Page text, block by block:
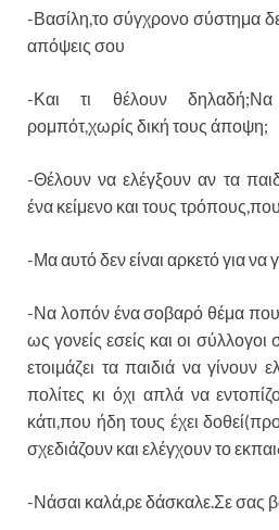
-Βασίλη,το σύγχρονο σύστημα δε
απόψεις σου
-Και τι θέλουν
ρομπότ,χωρίς δική τους άποψη;
-Θέλουν να ελέγξουν αν τα
ένα κείμενο και τους τρόπους,που
-Μα αυτό δεν είναι αρκετό για να
-Να λοπόν ένα σοβαρό θέμα που
ως γονείς εσείς και οι
ετοιμάζει τα παιδιά να γίνουν
πολίτες κι όχι απλά να
κάτι,που ήδη τους έχει
σχεδιάζουν και ελέγχουν το
-Νάσαι καλά,ρε δάσκαλε.Σε σας